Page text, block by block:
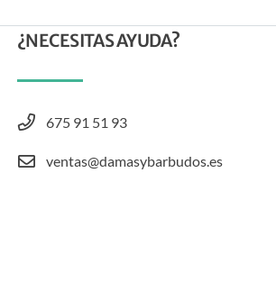
¿NECESITAS AYUDA?
675 91 51 93
ventas@damasybarbudos.es